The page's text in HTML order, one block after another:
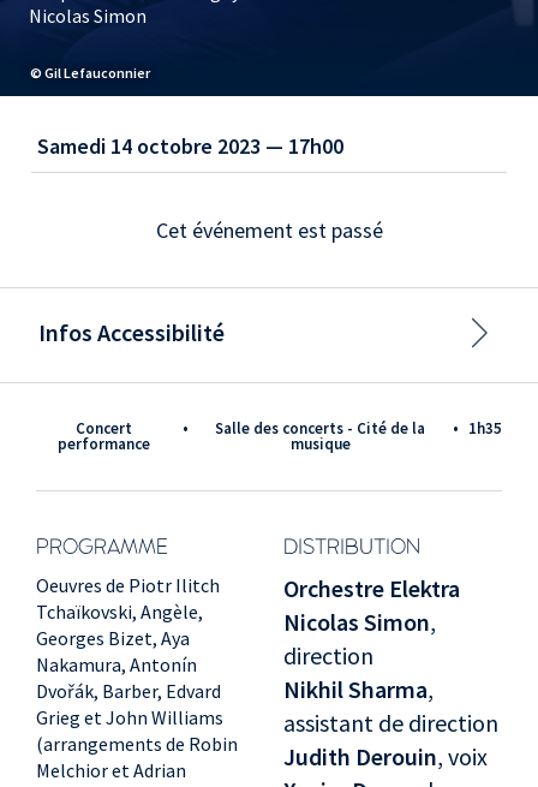
© Gil Lefauconnier
Nicolas Simon
Concert
performance
• Salle des concerts - Cité de la
musique
• 1h35
PROGRAMME DISTRIBUTION
Oeuvres de Piotr Ilitch
Tchaïkovski, Angèle,
Georges Bizet, Aya
Nakamura, Antonín
Dvořák, Barber, Edvard
Grieg et John Williams
(arrangements de Robin
Melchior et Adrian
Orchestre Elektra
Nicolas Simon,
direction
Nikhil Sharma,
assistant de direction
Judith Derouin, voix
Samedi 14 octobre 2023 — 17h00
Cet événement est passé
Infos Accessibilité